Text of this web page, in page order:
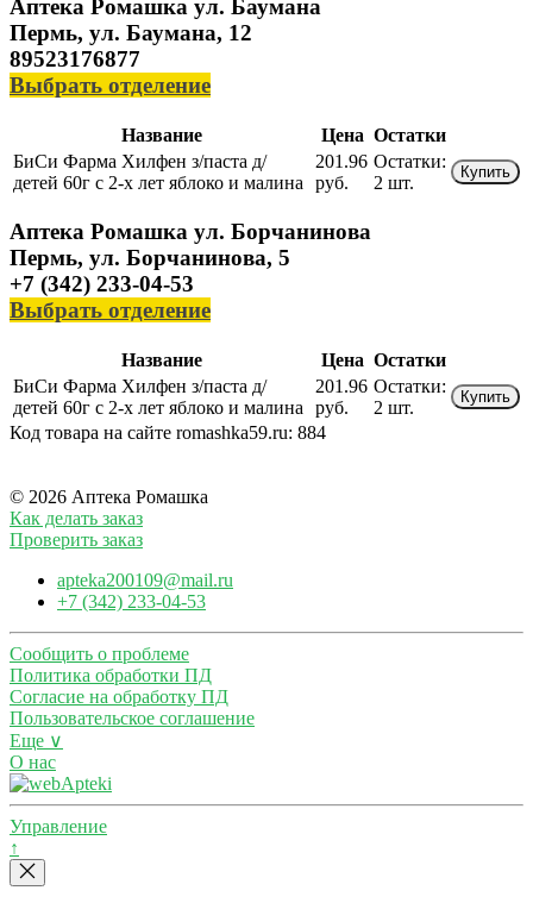
Аптека Ромашка ул. Баумана
Пермь, ул. Баумана, 12
89523176877
Выбрать отделение
Название Цена Остатки
БиСи Фарма Хилфен з/паста д/
детей 60г с 2-х лет яблоко и малина
201.96
руб.
Остатки:
2 шт.
Купить
Аптека Ромашка ул. Борчанинова
Пермь, ул. Борчанинова, 5
+7 (342) 233-04-53
Выбрать отделение
Название Цена Остатки
БиСи Фарма Хилфен з/паста д/
детей 60г с 2-х лет яблоко и малина
201.96
руб.
Остатки:
2 шт.
Купить
Код товара на сайте romashka59.ru: 884
© 2026 Аптека Ромашка
Как делать заказ
Проверить заказ
apteka200109@mail.ru
+7 (342) 233-04-53
Сообщить о проблеме
Политика обработки ПД
Согласие на обработку ПД
Пользовательское соглашение
Еще ∨
О нас
Управление
↑